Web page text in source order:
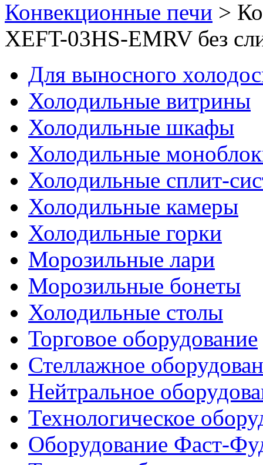
Конвекционные печи >
XEFT-03HS-EMRV без
Для выносного
Холодильные витрины
Холодильные шкафы
Холодильные
Холодильные сплит-
Холодильные камеры
Холодильные горки
Морозильные лари
Морозильные бонеты
Холодильные столы
Торговое оборудование
Стеллажное
Нейтральное
Технологическое
Оборудование Фаст-